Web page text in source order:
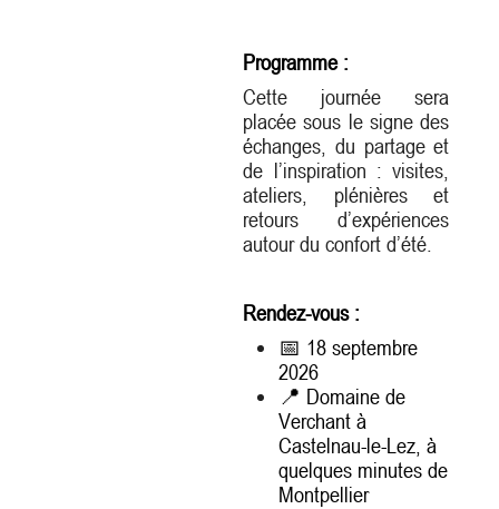
Programme :
Cette journée sera
placée sous le signe des
échanges, du partage et
de l’inspiration : visites,
ateliers, plénières et
retours d’expériences
autour du confort d’été.
Rendez-vous :
📅 18 septembre
2026
📍 Domaine de
Verchant à
Castelnau-le-Lez, à
quelques minutes de
Montpellier